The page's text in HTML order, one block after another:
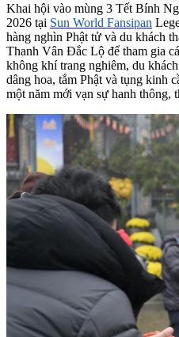
Khai hội vào mùng 3 Tết Bính
2026 tại Sun World Fansipan
hàng nghìn Phật tử và du khách
Thanh Vân Đắc Lộ để tham gia
không khí trang nghiêm, du
dâng hoa, tắm Phật và tụng kinh
một năm mới vạn sự hanh thông,